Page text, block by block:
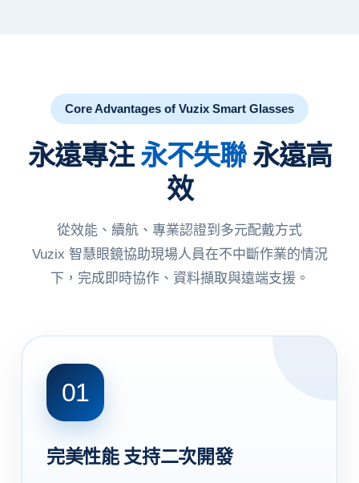
Core Advantages of Vuzix Smart Glasses
永遠專注永不失聯永遠高
效
從效能、續航、專業認證到多元配戴方式
Vuzix 智慧眼鏡協助現場人員在不中斷作業的情況
下，完成即時協作、資料擷取與遠端支援。
01
完美性能 支持二次開發